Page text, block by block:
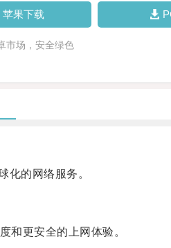
苹果下载
市场，安全绿色
的网络服务。
更安全的上网体验。